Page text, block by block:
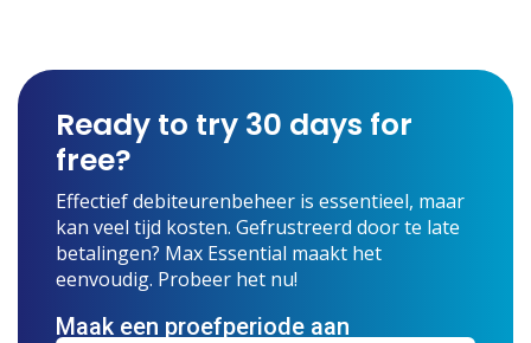
Ready to try 30 days for
free?
Effectief debiteurenbeheer is essentieel, maar
kan veel tijd kosten. Gefrustreerd door te late
betalingen? Max Essential maakt het
eenvoudig. Probeer het nu!
Maak een proefperiode aan